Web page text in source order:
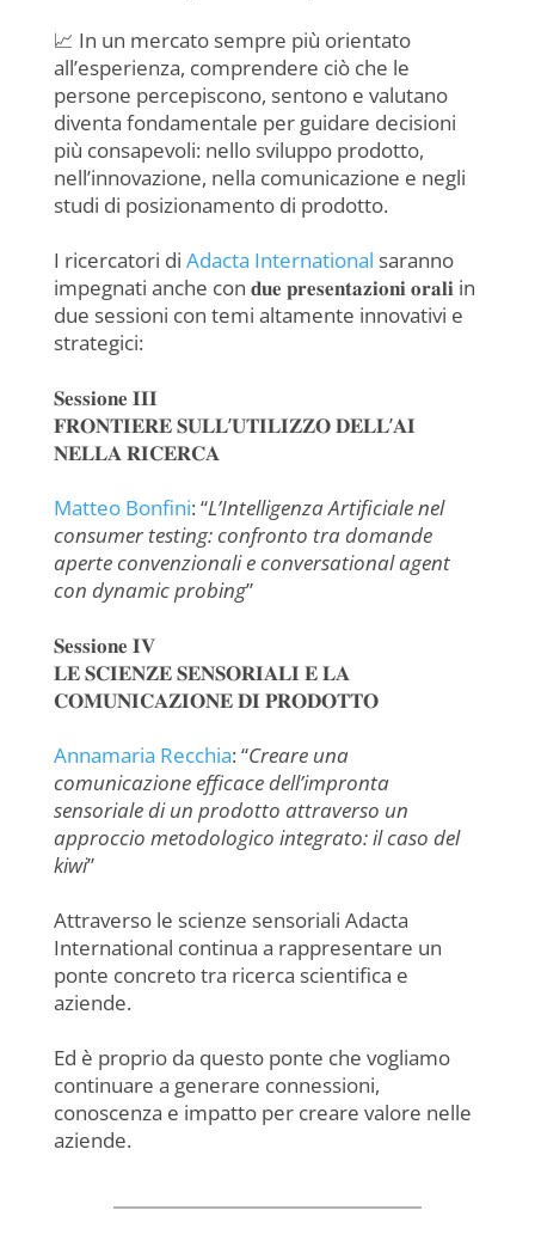
📈 In un mercato sempre più orientato
all’esperienza, comprendere ciò che le
persone percepiscono, sentono e valutano
diventa fondamentale per guidare decisioni
più consapevoli: nello sviluppo prodotto,
nell’innovazione, nella comunicazione e negli
studi di posizionamento di prodotto.
I ricercatori di Adacta International saranno
impegnati anche con 𝐝𝐮𝐞 𝐩𝐫𝐞𝐬𝐞𝐧𝐭𝐚𝐳𝐢𝐨𝐧𝐢 𝐨𝐫𝐚𝐥𝐢 in
due sessioni con temi altamente innovativi e
strategici:
𝐒𝐞𝐬𝐬𝐢𝐨𝐧𝐞 𝐈𝐈𝐈
𝐅𝐑𝐎𝐍𝐓𝐈𝐄𝐑𝐄 𝐒𝐔𝐋𝐋’𝐔𝐓𝐈𝐋𝐈𝐙𝐙𝐎 𝐃𝐄𝐋𝐋’𝐀𝐈
𝐍𝐄𝐋𝐋𝐀 𝐑𝐈𝐂𝐄𝐑𝐂𝐀
Matteo Bonfini: “L’Intelligenza Artificiale nel
consumer testing: confronto tra domande
aperte convenzionali e conversational agent
con dynamic probing”
𝐒𝐞𝐬𝐬𝐢𝐨𝐧𝐞 𝐈𝐕
𝐋𝐄 𝐒𝐂𝐈𝐄𝐍𝐙𝐄 𝐒𝐄𝐍𝐒𝐎𝐑𝐈𝐀𝐋𝐈 𝐄 𝐋𝐀
𝐂𝐎𝐌𝐔𝐍𝐈𝐂𝐀𝐙𝐈𝐎𝐍𝐄 𝐃𝐈 𝐏𝐑𝐎𝐃𝐎𝐓𝐓𝐎
Annamaria Recchia: “Creare una
comunicazione efficace dell’impronta
sensoriale di un prodotto attraverso un
approccio metodologico integrato: il caso del
kiwi”
Attraverso le scienze sensoriali Adacta
International continua a rappresentare un
ponte concreto tra ricerca scientifica e
aziende.
Ed è proprio da questo ponte che vogliamo
continuare a generare connessioni,
conoscenza e impatto per creare valore nelle
aziende.